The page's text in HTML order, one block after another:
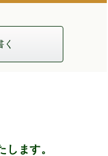
ます。